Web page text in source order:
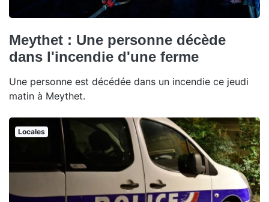
Meythet : Une personne décède
dans l'incendie d'une ferme
Une personne est décédée dans un incendie ce jeudi
matin à Meythet.
Locales